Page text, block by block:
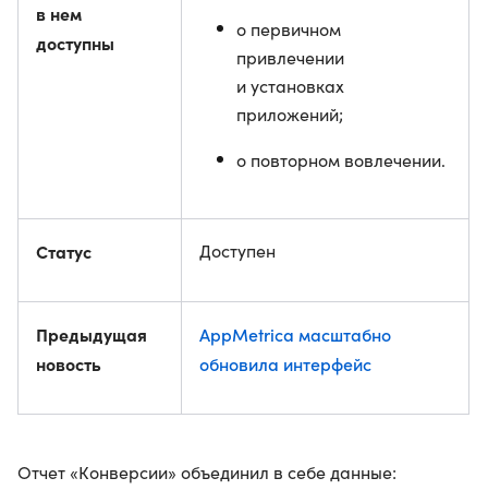
в нем
доступны
о первичном
привлечении
и установках
приложений;
о повторном вовлечении.
Статус Доступен
Предыдущая
новость
AppMetrica масштабно
обновила интерфейс
Отчет «Конверсии» объединил в себе данные: